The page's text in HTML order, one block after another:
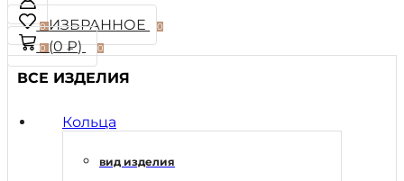
0ИЗБРАННОЕ 0
0(0₽) 0
ВСЕ ИЗДЕЛИЯ
Кольца
вид изделия